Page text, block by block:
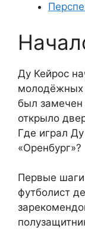
Ду Кейрос
молодёжных
был замечен
открыло
Где играл
«Оренбург»?
Первые
футболист